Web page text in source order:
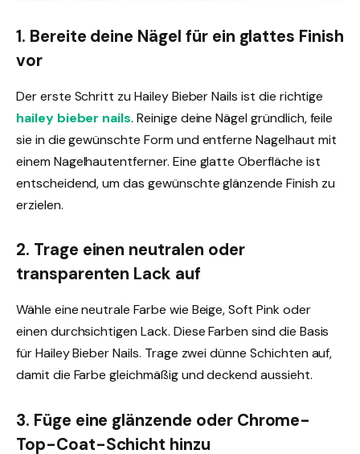
1. Bereite deine Nägel für ein glattes Finish
vor
Der erste Schritt zu Hailey Bieber Nails ist die richtige
hailey bieber nails. Reinige deine Nägel gründlich, feile
sie in die gewünschte Form und entferne Nagelhaut mit
einem Nagelhautentferner. Eine glatte Oberfläche ist
entscheidend, um das gewünschte glänzende Finish zu
erzielen.
2. Trage einen neutralen oder
transparenten Lack auf
Wähle eine neutrale Farbe wie Beige, Soft Pink oder
einen durchsichtigen Lack. Diese Farben sind die Basis
für Hailey Bieber Nails. Trage zwei dünne Schichten auf,
damit die Farbe gleichmäßig und deckend aussieht.
3. Füge eine glänzende oder Chrome-
Top-Coat-Schicht hinzu